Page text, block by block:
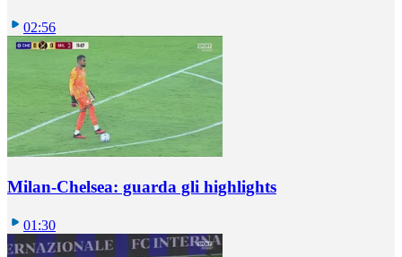
02:56
Milan-Chelsea: guarda gli highlights
01:30